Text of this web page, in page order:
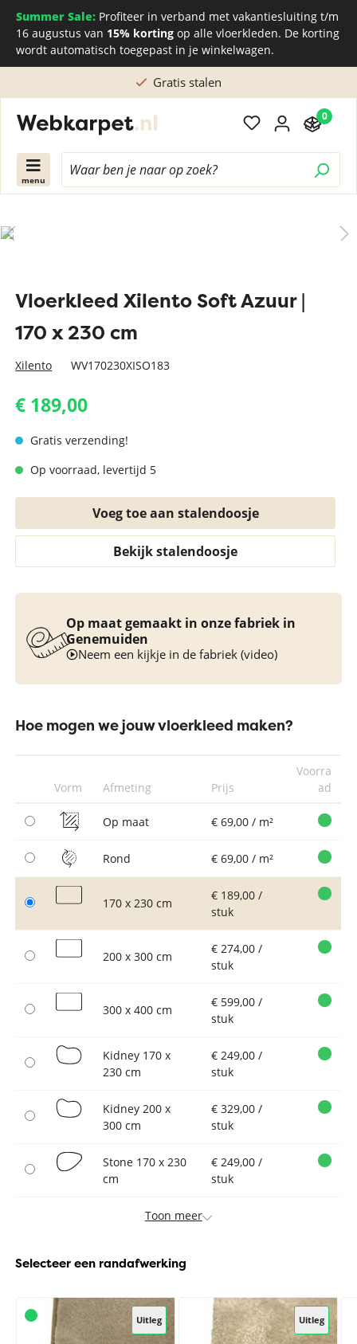
Summer Sale: Profiteer in verband met vakantiesluiting t/m
16 augustus van 15% korting op alle vloerkleden. De korting
wordt automatisch toegepast in je winkelwagen.
Rechtstreeks kopen bij
menu
0
Vloerkleed Xilento Soft Azuur |
170 x 230 cm
Xilento WV170230XISO183
€ 189,00
Gratis verzending!
Op voorraad, levertijd 5
Voeg toe aan stalendoosje
Bekijk stalendoosje
Op maat gemaakt in onze fabriek in
Genemuiden
Neem een kijkje in de fabriek (video)
Hoe mogen we jouw vloerkleed maken?
Vorm Afmeting Prijs
Voorra
ad
Op maat € 69,00 / m²
Rond € 69,00 / m²
170 x 230 cm
€ 189,00 /
stuk
200 x 300 cm
€ 274,00 /
stuk
300 x 400 cm
€ 599,00 /
stuk
Kidney 170 x
230 cm
€ 249,00 /
stuk
Kidney 200 x
300 cm
€ 329,00 /
stuk
Stone 170 x 230
cm
€ 249,00 /
stuk
Toon meer
Selecteer een randafwerking
Uitleg Uitleg